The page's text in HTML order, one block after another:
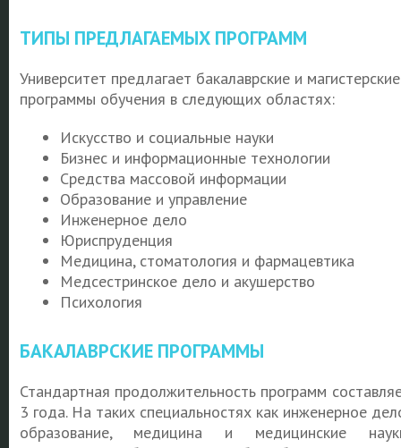
ТИПЫ ПРЕДЛАГАЕМЫХ ПРОГРАММ
Университет предлагает бакалаврские и магистерские
программы обучения в следующих областях:
Искусство и социальные науки
Бизнес и информационные технологии
Средства массовой информации
Образование и управление
Инженерное дело
Юриспруденция
Медицина, стоматология и фармацевтика
Медсестринское дело и акушерство
Психология
БАКАЛАВРСКИЕ ПРОГРАММЫ
Стандартная продолжительность программ
3 года. На таких специальностях как инженерное
образование, медицина и медицинские